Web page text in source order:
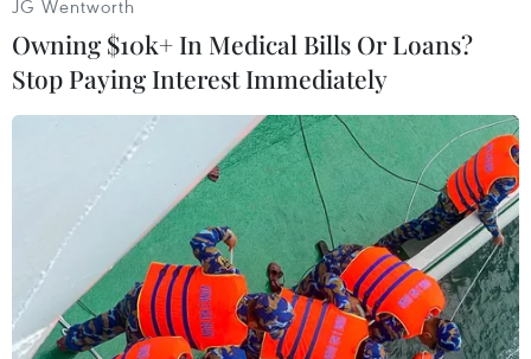
mất tích./.
(TTXVN/Vietnam+)
JG Wentworth
Owning $10k+ In Medical Bills Or Loans?
Stop Paying Interest Immediately